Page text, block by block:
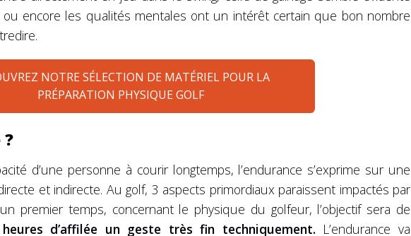
ou encore les qualités mentales ont un intérêt certain que bon nombre
NOTRE SÉLECTION DE MATÉRIEL POUR LA
PRÉPARATION PHYSIQUE GOLF
?
d’une personne à courir longtemps, l’endurance s’exprime sur une
et indirecte. Au golf, 3 aspects primordiaux paraissent impactés par
premier temps, concernant le physique du golfeur, l’objectif sera de
d’affilée un geste très fin techniquement. L’endurance va